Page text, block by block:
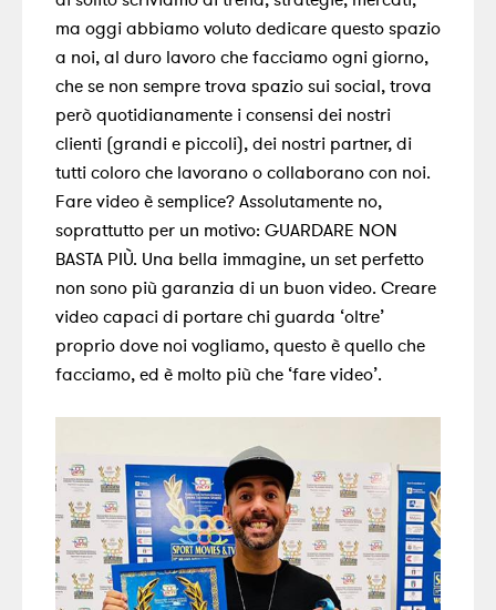
ma oggi abbiamo voluto dedicare questo spazio
a noi, al duro lavoro che facciamo ogni giorno,
che se non sempre trova spazio sui social, trova
però quotidianamente i consensi dei nostri
clienti (grandi e piccoli), dei nostri partner, di
tutti coloro che lavorano o collaborano con noi.
Fare video è semplice? Assolutamente no,
soprattutto per un motivo: GUARDARE NON
BASTA PIÙ. Una bella immagine, un set perfetto
non sono più garanzia di un buon video. Creare
video capaci di portare chi guarda ‘oltre’
proprio dove noi vogliamo, questo è quello che
facciamo, ed è molto più che ‘fare video’.